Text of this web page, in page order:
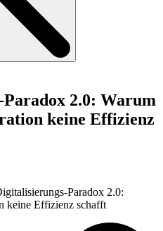
2.0: Warum
keine Effizienz
Paradox 2.0:
keine Effizienz schafft